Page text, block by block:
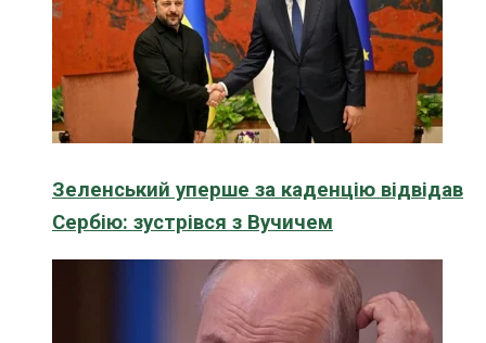
Зеленський уперше за каденцію відвідав
Сербію: зустрівся з Вучичем